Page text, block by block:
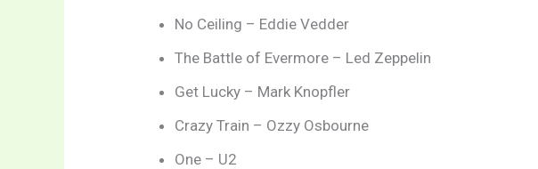
No Ceiling – Eddie Vedder
The Battle of Evermore – Led Zeppelin
Get Lucky – Mark Knopfler
Crazy Train – Ozzy Osbourne
One – U2